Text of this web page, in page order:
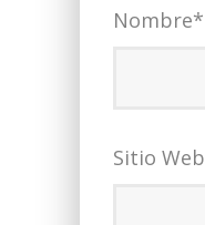
Nombre*
Sitio Web